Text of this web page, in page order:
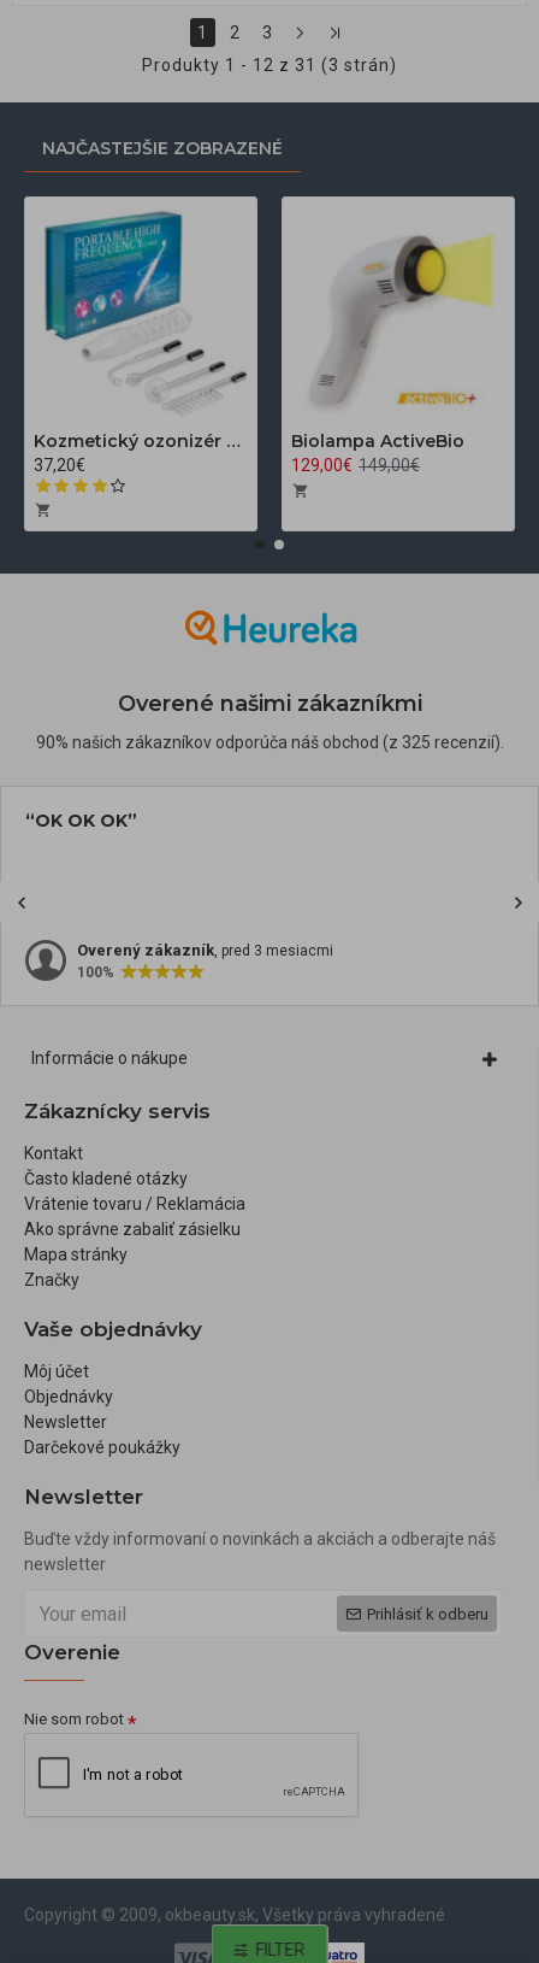
1 2
3
Produkty 1 - 12 z 31 (3 strán)
NAJČASTEJŠIE ZOBRAZENÉ
Kozmetický ozonizér Darsonval LZ-006A
37,20€
Biolampa ActiveBio
129,00€ 149,00€
Overené našimi zákazníkmi
90% našich zákazníkov odporúča náš obchod (z 325 recenzií).
“OK OK OK”
Overený zákazník, pred 3 mesiacmi
100%
Informácie o nákupe
Zákaznícky servis
Kontakt
Často kladené otázky
Vrátenie tovaru / Reklamácia
Ako správne zabaliť zásielku
Mapa stránky
Značky
Vaše objednávky
Môj účet
Objednávky
Newsletter
Darčekové poukážky
Newsletter
Buďte vždy informovaní o novinkách a akciách a odberajte náš
newsletter
Prihlásiť k odberu
Overenie
Nie som robot
Copyright © 2009, okbeauty.sk, Všetky práva vyhradené
FILTER